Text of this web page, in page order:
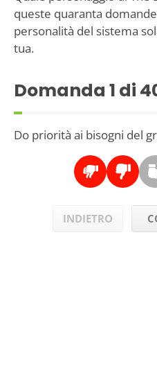
queste quaranta
personalità del sistema
tua.
Domanda 1 di
Do priorità ai bisogni del
INDIETRO